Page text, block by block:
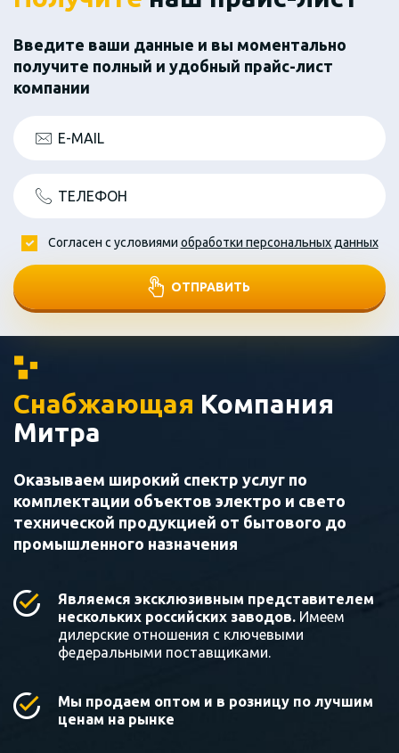
Введите ваши данные и вы моментально
получите полный и удобный прайс-лист
компании
E-MAIL
ТЕЛЕФОН
ОТПРАВИТЬ
Согласен с условиями обработки персональных данных
Снабжающая Компания
Митра
Оказываем широкий спектр услуг по
комплектации объектов электро и свето
технической продукцией от бытового до
промышленного назначения
Являемся эксклюзивным представителем
нескольких российских заводов. Имеем
дилерские отношения с ключевыми
федеральными поставщиками.
Мы продаем оптом и в розницу по лучшим
ценам на рынке